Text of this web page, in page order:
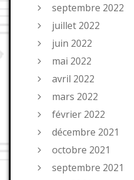
septembre 2022
juillet 2022
juin 2022
mai 2022
avril 2022
mars 2022
février 2022
décembre 2021
octobre 2021
septembre 2021